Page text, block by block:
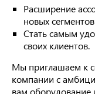
Расширение
новых
Стать самым
своих клиентов.
Мы приглашаем к
компании с
вам оборудование